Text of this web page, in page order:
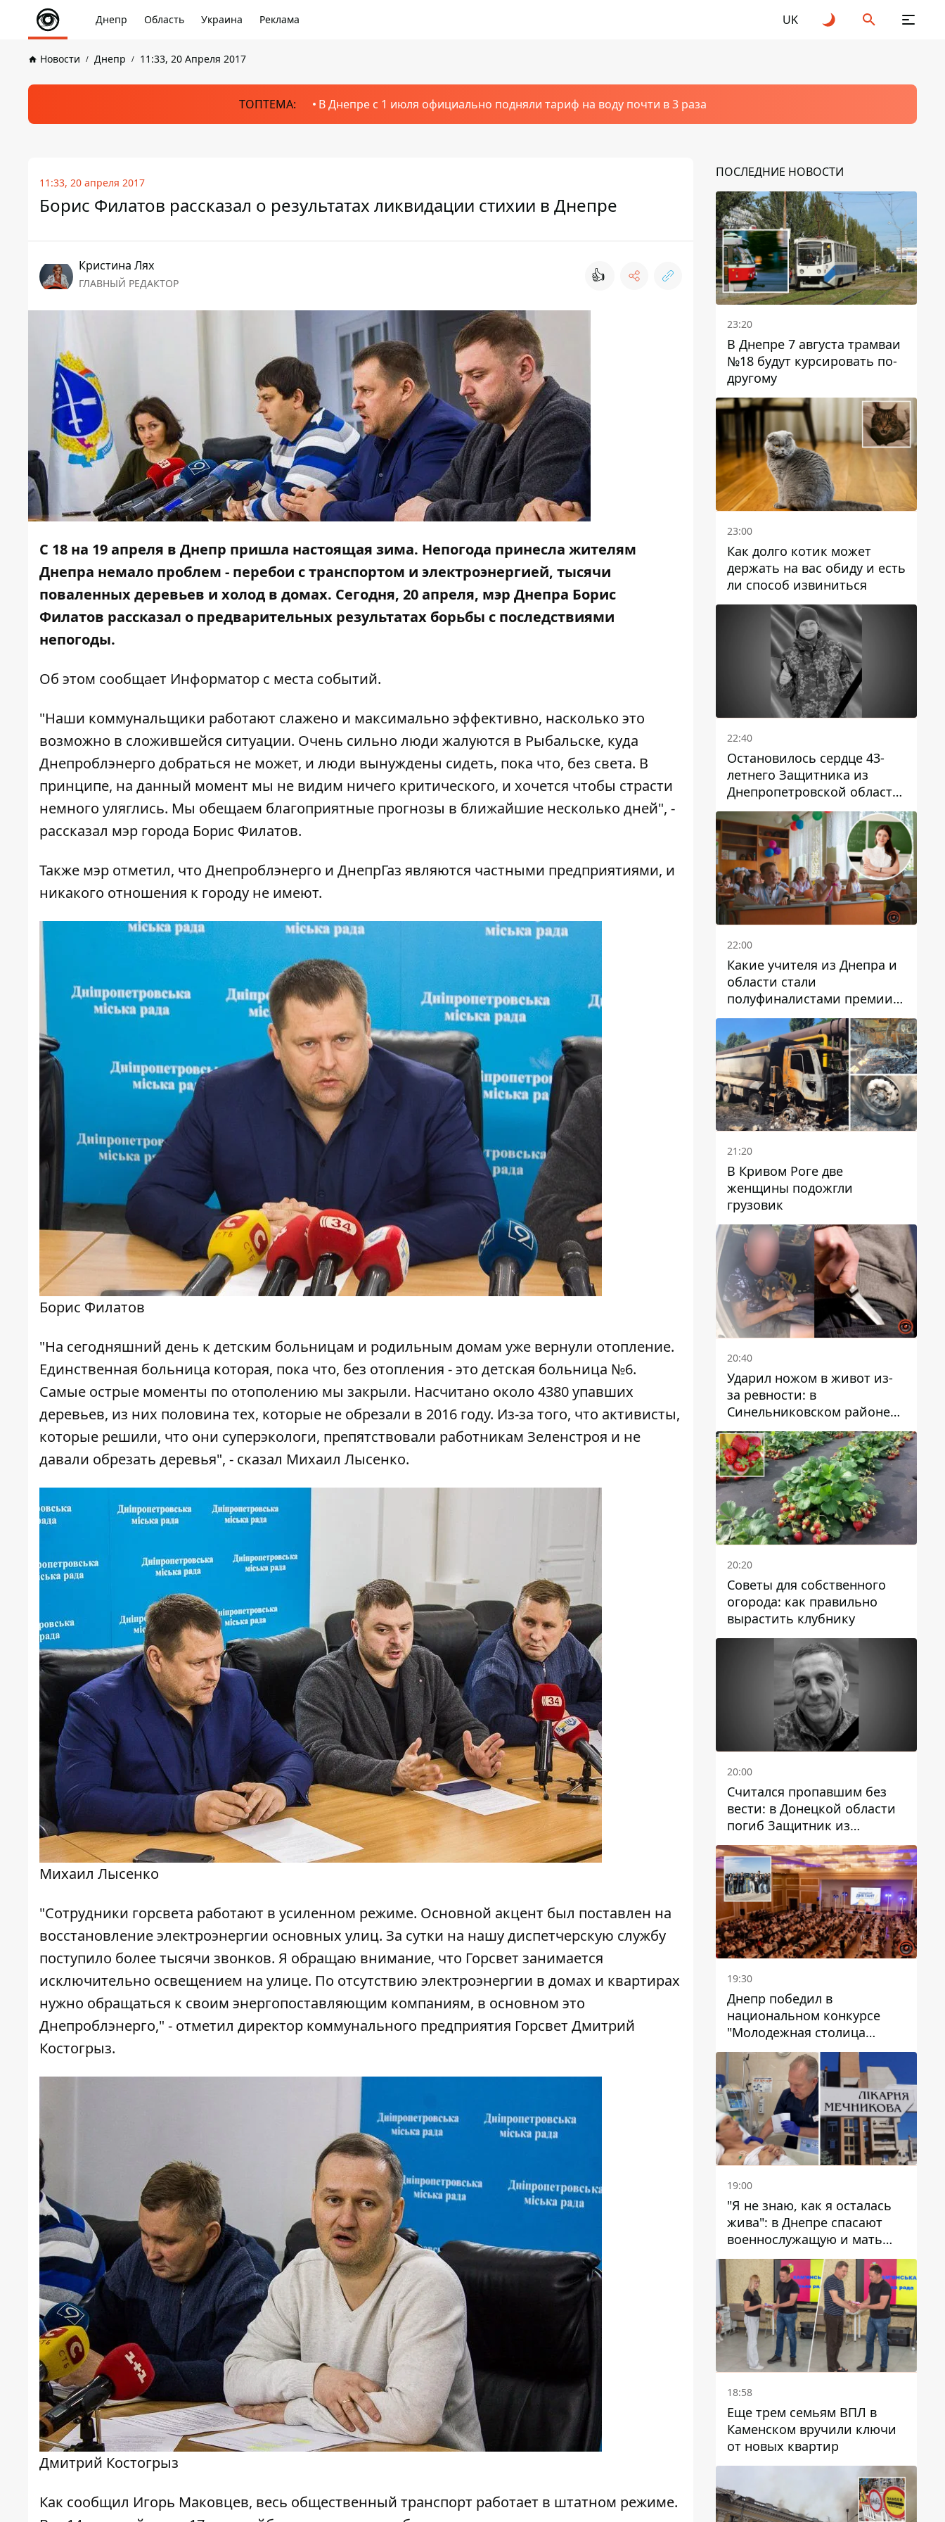
Днепр Область Украина Реклама UK
Новости Днепр 11:33, 20 Апреля 2017
ТОПТЕМА: В Днепре с 1 июля официально подняли тариф на воду почти в 3 раза
11:33, 20 апреля 2017
Борис Филатов рассказал о результатах ликвидации стихии в Днепре
Кристина Лях
ГЛАВНЫЙ РЕДАКТОР 👍
С 18 на 19 апреля в Днепр пришла настоящая зима. Непогода принесла жителям
Днепра немало проблем - перебои с транспортом и электроэнергией, тысячи
поваленных деревьев и холод в домах. Сегодня, 20 апреля, мэр Днепра Борис
Филатов рассказал о предварительных результатах борьбы с последствиями
непогоды.
Об этом сообщает Информатор с места событий.
"Наши коммунальщики работают слажено и максимально эффективно, насколько это
возможно в сложившейся ситуации. Очень сильно люди жалуются в Рыбальске, куда
Днепроблэнерго добраться не может, и люди вынуждены сидеть, пока что, без света. В
принципе, на данный момент мы не видим ничего критического, и хочется чтобы страсти
немного уляглись. Мы обещаем благоприятные прогнозы в ближайшие несколько дней", -
рассказал мэр города Борис Филатов.
Также мэр отметил, что Днепроблэнерго и ДнепрГаз являются частными предприятиями, и
никакого отношения к городу не имеют.
Борис Филатов
"На сегодняшний день к детским больницам и родильным домам уже вернули отопление.
Единственная больница которая, пока что, без отопления - это детская больница №6.
Самые острые моменты по отополению мы закрыли. Насчитано около 4380 упавших
деревьев, из них половина тех, которые не обрезали в 2016 году. Из-за того, что активисты,
которые решили, что они суперэкологи, препятствовали работникам Зеленстроя и не
давали обрезать деревья", - сказал Михаил Лысенко.
Михаил Лысенко
"Сотрудники горсвета работают в усиленном режиме. Основной акцент был поставлен на
восстановление электроэнергии основных улиц. За сутки на нашу диспетчерскую службу
поступило более тысячи звонков. Я обращаю внимание, что Горсвет занимается
исключительно освещением на улице. По отсутствию электроэнергии в домах и квартирах
нужно обращаться к своим энергопоставляющим компаниям, в основном это
Днепроблэнерго," - отметил директор коммунального предприятия Горсвет Дмитрий
Костогрыз.
Дмитрий Костогрыз
Как сообщил Игорь Маковцев, весь общественный транспорт работает в штатном режиме.
ПОСЛЕДНИЕ НОВОСТИ
23:20
В Днепре 7 августа трамваи
№18 будут курсировать по-
другому
23:00
Как долго котик может
держать на вас обиду и есть
ли способ извиниться
22:40
Остановилось сердце 43-
летнего Защитника из
Днепропетровской области
Евгения Зинченко
22:00
Какие учителя из Днепра и
области стали
полуфиналистами премии
Global Teacher Prize Ukraine
2026
21:20
В Кривом Роге две
женщины подожгли
грузовик
20:40
Ударил ножом в живот из-
за ревности: в
Синельниковском районе
задержали 49-летнего
мужчину за убийство
20:20
Советы для собственного
огорода: как правильно
вырастить клубнику
20:00
Считался пропавшим без
вести: в Донецкой области
погиб Защитник из
Каменского Антон
Красовский
19:30
Днепр победил в
национальном конкурсе
"Молодежная столица
Украины – 2026"
19:00
"Я не знаю, как я осталась
жива": в Днепре спасают
военнослужащую и мать
четверых детей, которую
ранил КАБ
18:58
Еще трем семьям ВПЛ в
Каменском вручили ключи
от новых квартир